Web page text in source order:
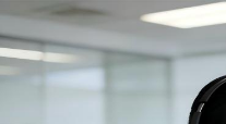
використання